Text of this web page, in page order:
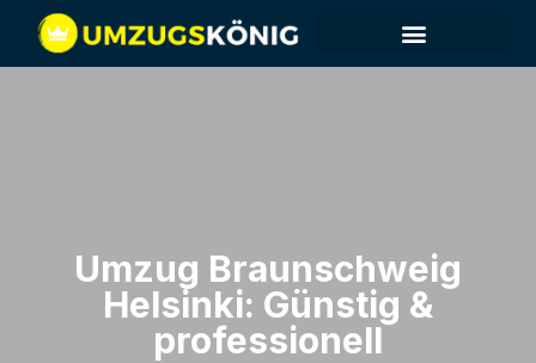
Umzug Braunschweig​
Helsinki: Günstig &
professionell​